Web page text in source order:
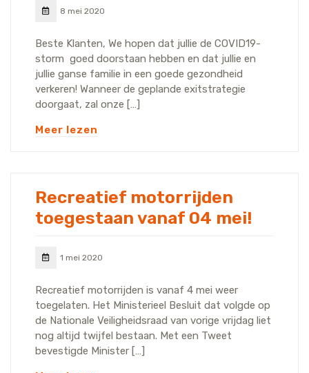
8 mei 2020
Beste Klanten, We hopen dat jullie de COVID19-
storm goed doorstaan hebben en dat jullie en
jullie ganse familie in een goede gezondheid
verkeren! Wanneer de geplande exitstrategie
doorgaat, zal onze […]
Meer lezen
Recreatief motorrijden
toegestaan vanaf 04 mei!
1 mei 2020
Recreatief motorrijden is vanaf 4 mei weer
toegelaten. Het Ministerieel Besluit dat volgde op
de Nationale Veiligheidsraad van vorige vrijdag liet
nog altijd twijfel bestaan. Met een Tweet
bevestigde Minister […]